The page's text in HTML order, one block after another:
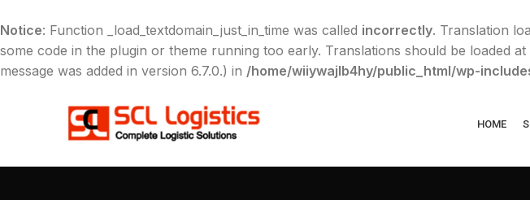
Notice: Function _load_textdomain_just_in_time was called incorrectly. Translation
some code in the plugin or theme running too early. Translations should be loaded at
message was added in version 6.7.0.) in /home/wiiywajlb4hy/public_html/wp-
HOME